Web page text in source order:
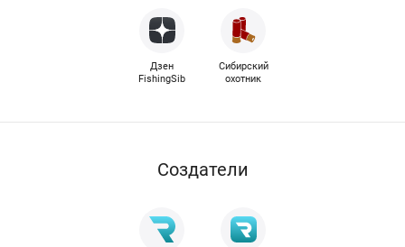
Дзен
FishingSib
Сибирский
охотник
Cоздатели